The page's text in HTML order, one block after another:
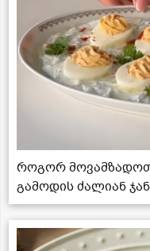
როგორ მოვამზადოთ
გამოდის ძალიან